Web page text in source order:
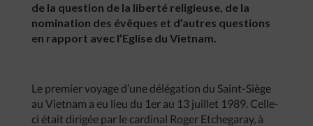
de la question de la liberté religieuse, de la
nomination des évêques et d’autres questions
en rapport avec l’Eglise du Vietnam.
Le premier voyage d’une délégation du Saint-Siège
au Vietnam a eu lieu du 1er au 13 juillet 1989. Celle-
ci était dirigée par le cardinal Roger Etchegaray, à